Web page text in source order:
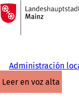
Saltar al contenido
A
la
página
Administración
leer en voz alta